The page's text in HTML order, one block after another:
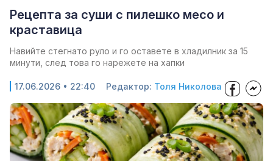
Рецепта за суши с пилешко месо и
краставица
Навийте стегнато руло и го оставете в хладилник за 15
минути, след това го нарежете на хапки
17.06.2026 • 22:40 Редактор: Толя Николова